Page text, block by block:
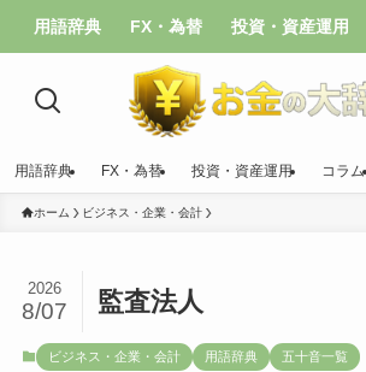
用語辞典 FX・為替 投資・資産運用
用語辞典 FX・為替 投資・資産運用 コラム
ホーム ビジネス・企業・会計
監査法人
2026
8/07
ビジネス・企業・会計 用語辞典 五十音一覧